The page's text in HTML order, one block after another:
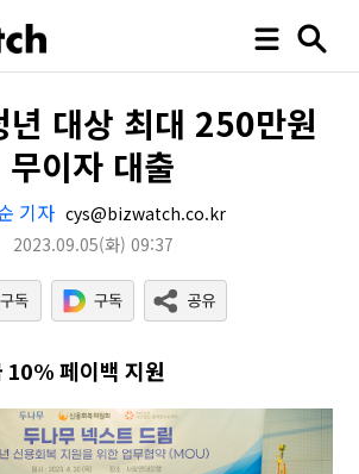
년 대상 최대 250만원
무이자 대출
기자 cys@bizwatch.co.kr
2023.09.05(화) 09:37
10% 페이백 지원